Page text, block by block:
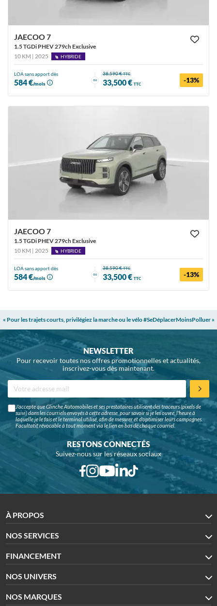
JAECOO 7
1.5 TGDi PHEV 279ch Exclusive
10 KM | 2025
HYBRIDE
LOA sans apport dès
584 €/mois
ou
38,590 €TTC
33,500 € TTC -13%
JAECOO 7
1.5 TGDi PHEV 279ch Exclusive
10 KM | 2025
HYBRIDE
LOA sans apport dès
584 €/mois
ou
38,590 €TTC
33,500 € TTC -13%
« Pour les trajets courts, privilégiez la marche ou le vélo #SeDéplacerMoinsPolluer »
NEWSLETTER
Pour recevoir toutes nos offres promotionnelles et actualités,
inscrivez-vous dès maintenant.
J'accepte que Glinche Automobiles et ses prestataires utilisent des traceurs (pixels de
suivi) dans les courriels envoyés à cette adresse, pour savoir si je les ouvre, l'heure à
laquelle je le fais et le terminal utilisé, afin de mesurer et d'optimiser leurs campagnes.
Facultatif, révocable à tout moment via le lien en bas de chaque courriel.
RESTONS CONNECTÉS
Suivez-nous sur les réseaux sociaux
À PROPOS
NOS SERVICES
FINANCEMENT
NOS UNIVERS
NOS MARQUES